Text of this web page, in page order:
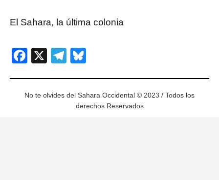
El Sahara, la última colonia
Facebook
X Telegram
No te olvides del Sahara Occidental © 2023 / Todos los
derechos Reservados